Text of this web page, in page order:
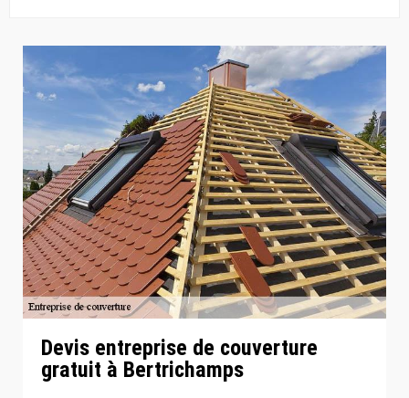
Devis entreprise de couverture
gratuit à Bertrichamps